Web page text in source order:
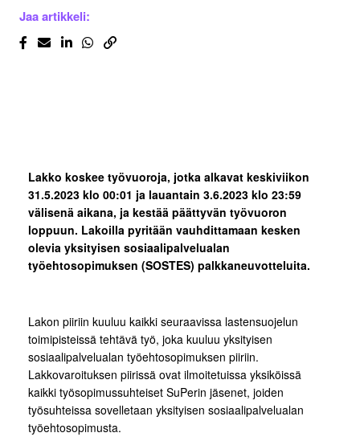
Jaa artikkeli:
Lakko koskee työvuoroja, jotka alkavat keskiviikon
31.5.2023 klo 00:01 ja lauantain 3.6.2023 klo 23:59
välisenä aikana, ja kestää päättyvän työvuoron
loppuun. Lakoilla pyritään vauhdittamaan kesken
olevia yksityisen sosiaalipalvelualan
työehtosopimuksen (SOSTES) palkkaneuvotteluita.
Lakon piiriin kuuluu kaikki seuraavissa lastensuojelun
toimipisteissä tehtävä työ, joka kuuluu yksityisen
sosiaalipalvelualan työehtosopimuksen piiriin.
Lakkovaroituksen piirissä ovat ilmoitetuissa yksiköissä
kaikki työsopimussuhteiset SuPerin jäsenet, joiden
työsuhteissa sovelletaan yksityisen sosiaalipalvelualan
työehtosopimusta.